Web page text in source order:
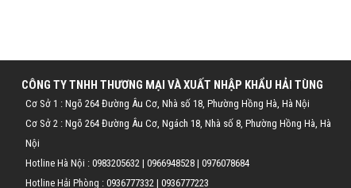
CÔNG TY TNHH THƯƠNG MẠI VÀ XUẤT NHẬP KHẨU HẢI TÙNG
Cơ Sở 1 : Ngõ 264 Đường Âu Cơ, Nhà số 18, Phường Hồng Hà, Hà Nội
Cơ Sở 2 : Ngõ 264 Đường Âu Cơ, Ngách 18, Nhà số 8, Phường Hồng Hà, Hà
Nội
Hotline Hà Nội :0983205632 |0966948528 |0976078684
Hotline Hải Phòng :0936777332 |0936777223